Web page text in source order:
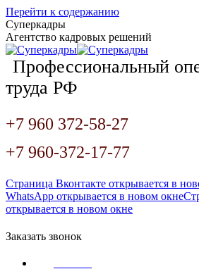
Перейти к содержанию
Суперкадры
Агентство кадровых решений
Профессиональный
труда РФ
+7 960 372-58-27
+7 960-372-17-77
Страница Вконтакте открывается в
WhatsApp открывается в новом окне
открывается в новом окне
Заказать звонок